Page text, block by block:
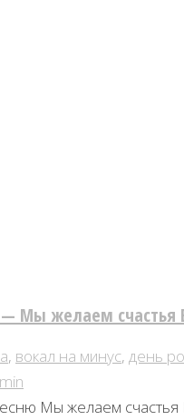
Мы желаем счастья
, вокал на минус, день
Мы желаем